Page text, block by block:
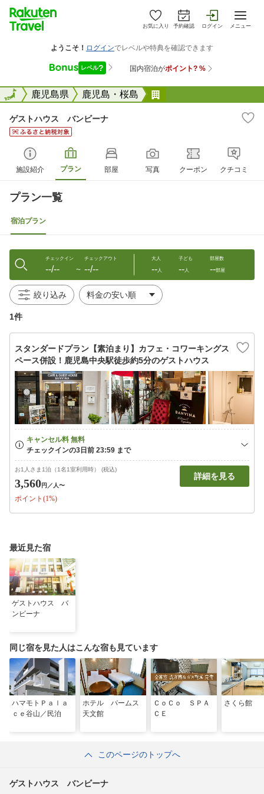
お気に入り 予約確認 ログイン メニュー
全国鹿児島県 鹿児島・桜島
全国
ゲストハウス バンビーナ
施設紹介 プラン 部屋 写真 クーポン クチコミ
プラン一覧
宿泊プラン
チェックイン
--/-- 〜
チェックアウト
--/--
大人
--人
子ども
--人
部屋数
--部屋
絞り込み
1件
スタンダードプラン【素泊まり】カフェ・コワーキングス
ペース併設！鹿児島中央駅徒歩約5分のゲストハウス
お1人さま1泊（1名1室利用時） (税込)
3,560円 ／人〜
ポイント(1%)
詳細を見る
最近見た宿
ゲストハウス バ
ンビーナ
同じ宿を見た人はこんな宿も見ています
ハマモトＰａｌａ
ｃｅ谷山／民泊
ホテル パームス
天文館
ＣｏＣｏ ＳＰＡ
ＣＥ
さくら館
このページのトップへ
ゲストハウス バンビーナ